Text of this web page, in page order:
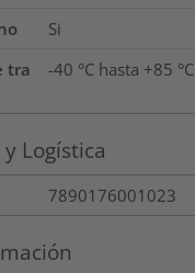
Si
tra
-40 °C hasta +85 °C
Logística
7890176001023